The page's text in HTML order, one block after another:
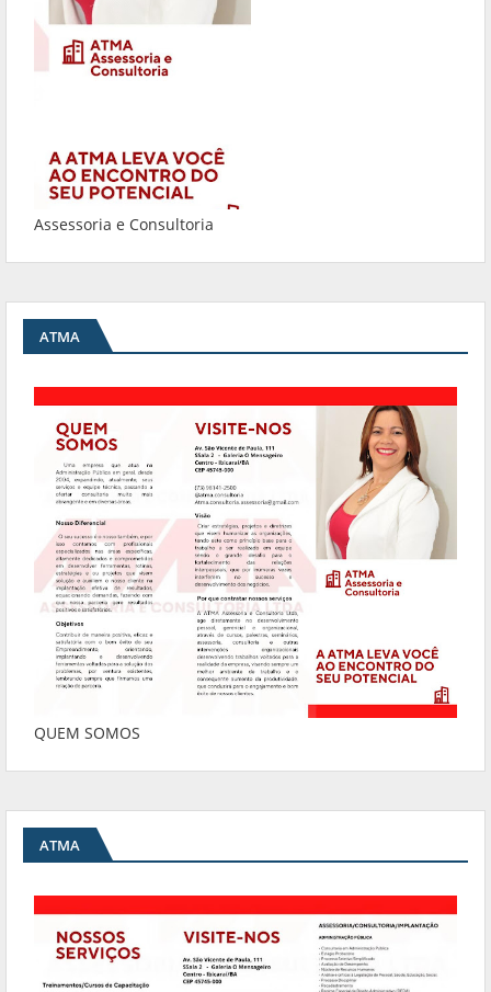
Assessoria e Consultoria
ATMA
QUEM SOMOS
ATMA